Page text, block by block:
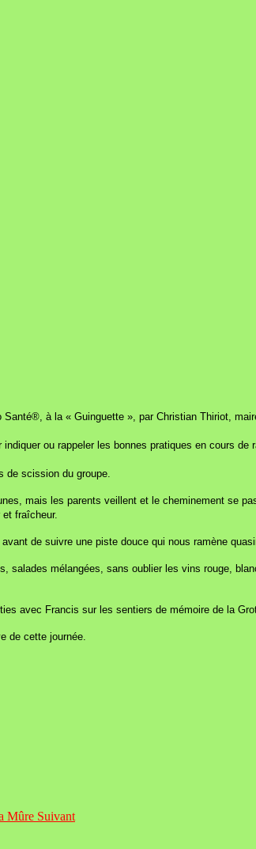
à la « Guinguette », par Christian Thiriot,
ou rappeler les bonnes pratiques en cours
de scission du groupe.
mais les parents veillent et le cheminement se
fraîcheur.
de suivre une piste douce qui nous ramène
mélangées, sans oublier les vins rouge,
avec Francis sur les sentiers de mémoire de la
de cette journée.
Mûre Suivant